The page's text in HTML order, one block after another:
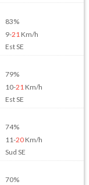
83%
9-21 Km/h
Est SE
79%
10-21 Km/h
Est SE
74%
11-20Km/h
Sud SE
70%